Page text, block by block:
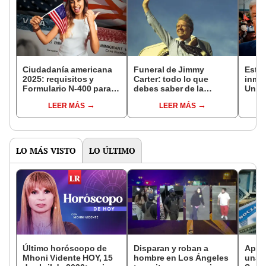
Ciudadanía americana
2025: requisitos y
Formulario N-400 para
en Estados Unidos
LEER MÁS
Funeral de Jimmy
Carter: todo lo que
debes saber de la
expresidente de EE. UU.
LEER MÁS
Esto
LO MÁS VISTO LO ÚLTIMO
Último horóscopo de
Mhoni Vidente HOY, 15
Disparan y roban a
hombre en Los Ángeles
una